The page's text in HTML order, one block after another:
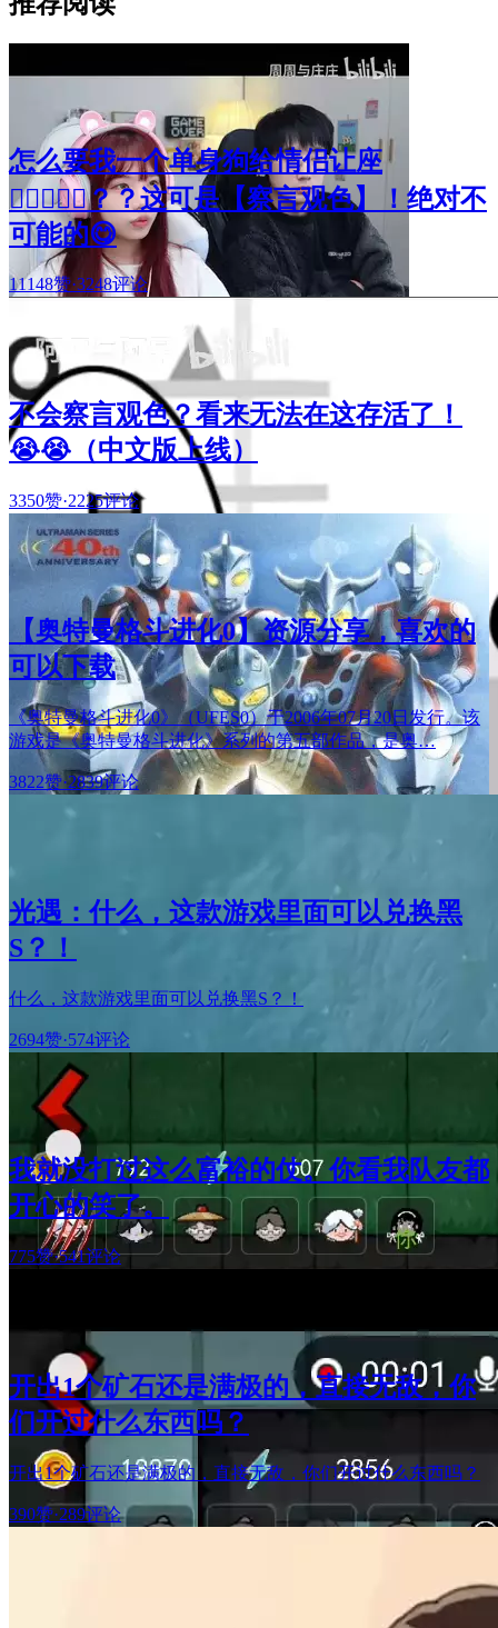
怎么要我一个单身狗给情侣让座
🧑🏻‍❤️‍👩🏻？？这可是【察言观色】！绝对不
可能的😋
11148赞·3248评论
不会察言观色？看来无法在这存活了！
😭😭（中文版上线）
3350赞·2225评论
【奥特曼格斗进化0】资源分享，喜欢的
可以下载
《奥特曼格斗进化0》（UFES0）于2006年07月20日发行。该
游戏是《奥特曼格斗进化》系列的第五部作品，是奥…
3822赞·2839评论
光遇：什么，这款游戏里面可以兑换黑
S？！
什么，这款游戏里面可以兑换黑S？！
2694赞·574评论
我就没打过这么富裕的仗。你看我队友都
开心的笑了。
775赞·541评论
开出1个矿石还是满极的，直接无敌，你
们开过什么东西吗？
开出1个矿石还是满极的，直接无敌，你们开过什么东西吗？
390赞·289评论